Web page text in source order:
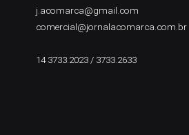
j.acomarca@gmail.com
comercial@jornalacomarca.com.br
14 3733.2023 / 3733.2633